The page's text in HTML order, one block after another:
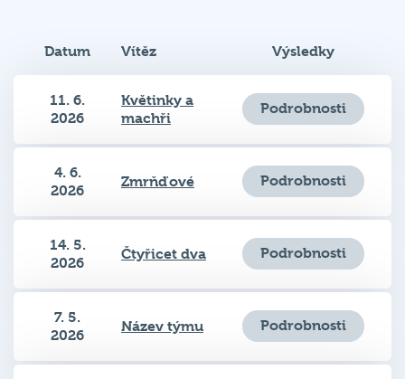
Datum Vítěz Výsledky
11. 6.
2026
Květinky a
machři
Podrobnosti
4. 6.
2026
Zmrňďové Podrobnosti
14. 5.
2026
Čtyřicet dva Podrobnosti
7. 5.
2026
Název týmu Podrobnosti